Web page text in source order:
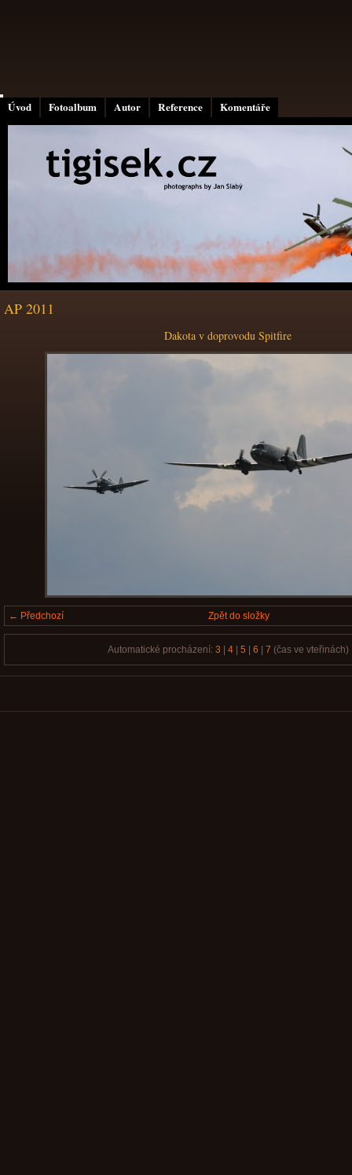
Úvod Fotoalbum Autor Reference Komentáře
AP 2011
Dakota v doprovodu Spitfire
← Předchozí Zpět do složky
Automatické procházení: 3 4| 5| 6 7 (čas ve vteřinách)